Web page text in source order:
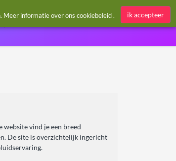
Aanmelden / Register
website vind je een breed
De site is overzichtelijk ingericht
Meer informatie over ons cookiebeleid. ik accepteer